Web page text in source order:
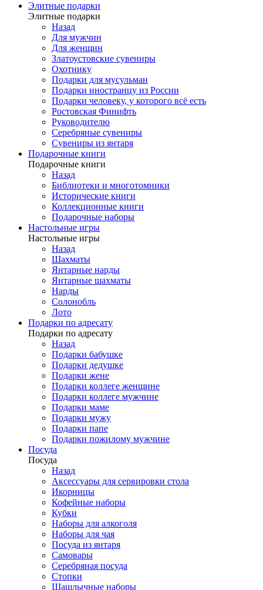
Элитные подарки
Элитные подарки
Назад
Для мужчин
Для женщин
Златоустовские сувениры
Охотнику
Подарки для мусульман
Подарки иностранцу из России
Подарки человеку, у которого всё есть
Ростовская Финифть
Руководителю
Серебряные сувениры
Сувениры из янтаря
Подарочные книги
Подарочные книги
Назад
Библиотеки и многотомники
Исторические книги
Коллекционные книги
Подарочные наборы
Настольные игры
Настольные игры
Назад
Шахматы
Янтарные нарды
Янтарные шахматы
Нарды
Солонобль
Лото
Подарки по адресату
Подарки по адресату
Назад
Подарки бабушке
Подарки дедушке
Подарки жене
Подарки коллеге женщине
Подарки коллеге мужчине
Подарки маме
Подарки мужу
Подарки папе
Подарки пожилому мужчине
Посуда
Посуда
Назад
Аксессуары для сервировки стола
Икорницы
Кофейные наборы
Кубки
Наборы для алкоголя
Наборы для чая
Посуда из янтаря
Самовары
Серебряная посуда
Стопки
Шашлычные наборы